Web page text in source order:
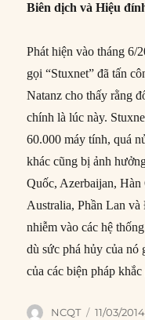
Biên dịch và Hiệu
Phát hiện vào tháng 6/
gọi “Stuxnet” đã tấn
Natanz cho thấy rằng
chính là lúc này.
60.000 máy tính, quá
khác cũng bị ảnh
Quốc, Azerbaijan,
Australia, Phần Lan
nhiễm vào các hệ
dù sức phá hủy của nó
của các biện pháp
Author
NCQT
Posted
11/03/2014